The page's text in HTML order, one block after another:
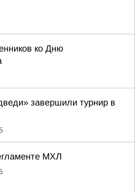
ко Дню
завершили турнир в
МХЛ